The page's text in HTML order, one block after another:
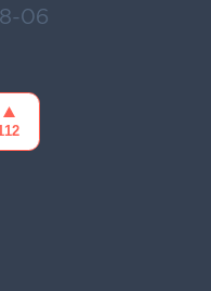
06